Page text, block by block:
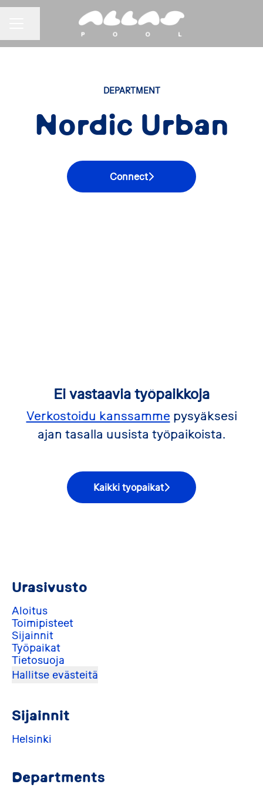
DEPARTMENT
Nordic Urban
Connect
Ei vastaavia työpaikkoja
Verkostoidu kanssamme pysyäksesi
ajan tasalla uusista työpaikoista.
Kaikki työpaikat
Urasivusto
Aloitus
Toimipisteet
Sijainnit
Työpaikat
Tietosuoja
Hallitse evästeitä
Sijainnit
Helsinki
Departments